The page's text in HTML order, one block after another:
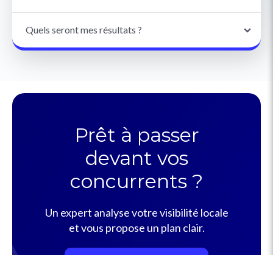
Quels seront mes résultats ?
Prêt à passer
devant vos
concurrents ?
Un expert analyse votre visibilité locale
et vous propose un plan clair.